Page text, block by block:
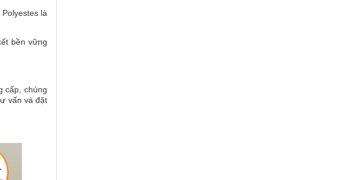
là
bền vững
cấp, chúng
vấn và đặt